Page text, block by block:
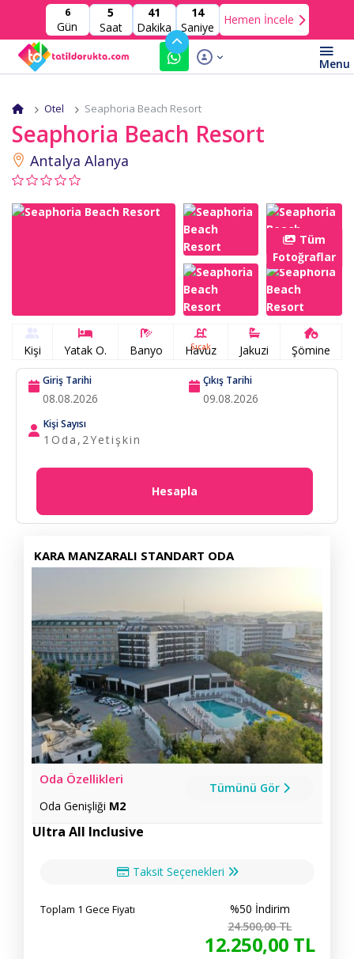
6
Gün
5
Saat
41
Dakika
12
Saniye
Hemen İncele
Otel Seaphoria Beach Resort
Seaphoria Beach Resort
Antalya Alanya
Tüm
Fotoğraflar
Kişi Yatak O. Banyo Sıcak
Havuz Jakuzi Şömine
Giriş Tarihi Çıkış Tarihi
Kişi Sayısı
1 Oda, 2Yetişkin
Hesapla
KARA MANZARALI STANDART ODA
Oda Özellikleri
Oda Genişliği M2
Tümünü Gör
Ultra All Inclusive
Taksit Seçenekleri
Toplam 1 Gece Fiyatı
%50 İndirim
24.500,00TL
12.250,00 TL